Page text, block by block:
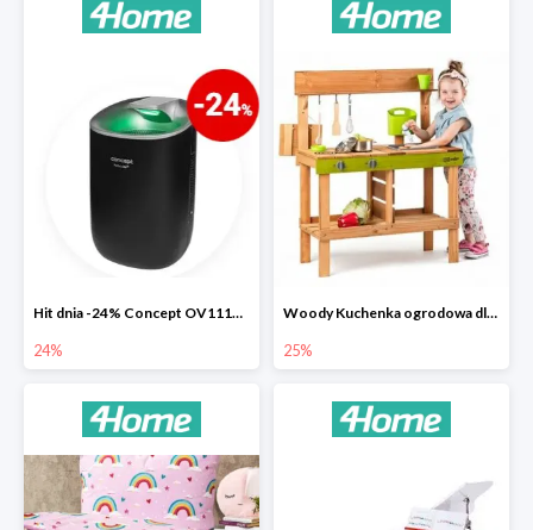
Hit dnia -24% Concept OV1110 osuszacz powietrza Perfect Air
24%
Woody Kuchenka ogrodowa dla dzieci Rosalie
25%